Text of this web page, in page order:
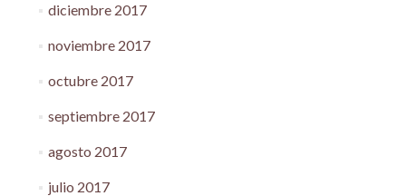
diciembre 2017
noviembre 2017
octubre 2017
septiembre 2017
agosto 2017
julio 2017